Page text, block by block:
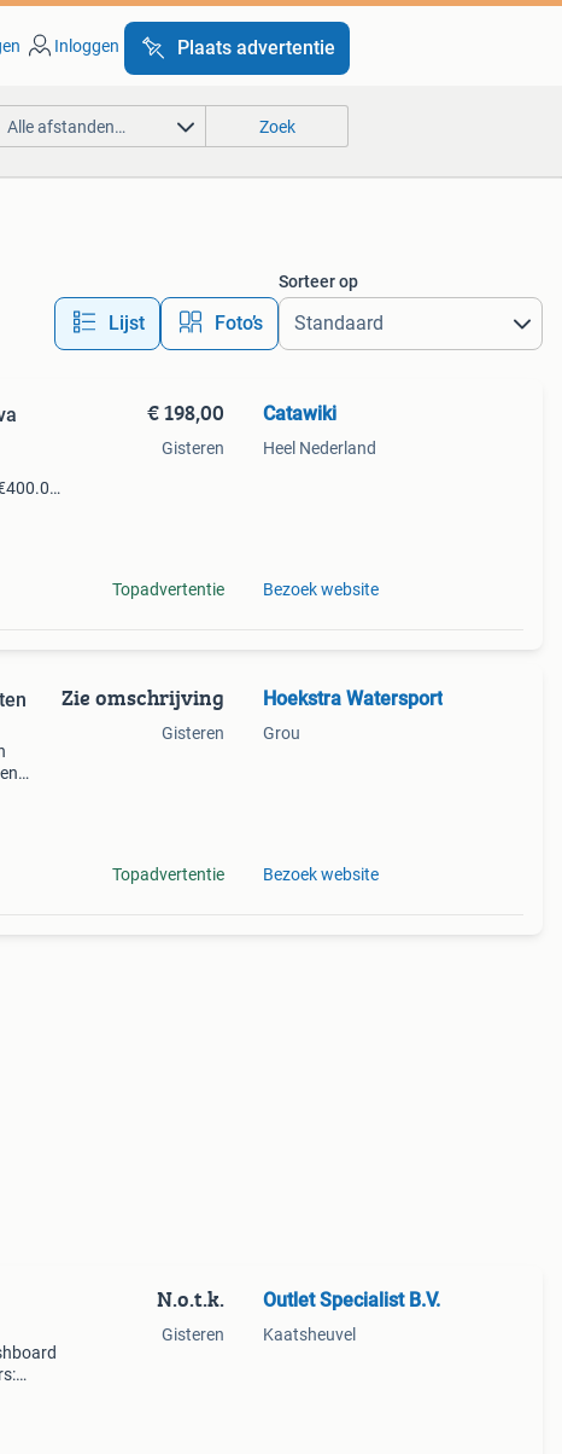
Inloggen Plaats advertentie
Alle afstanden… Zoek
Lijst Foto’s
Sorteer op
€ 198,00
Gisteren
Topadvertentie
Catawiki
Heel Nederland
Bezoek website
Zie omschrijving
Gisteren
Topadvertentie
Hoekstra Watersport
Grou
Bezoek website
N.o.t.k.
Gisteren
Outlet Specialist B.V.
Kaatsheuvel